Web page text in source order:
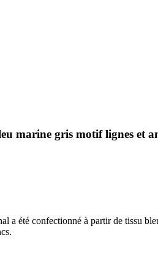
marine gris motif lignes et
a été confectionné à partir de tissu